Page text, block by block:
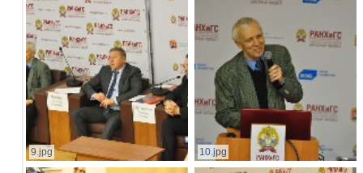
9.jpg 10.jpg